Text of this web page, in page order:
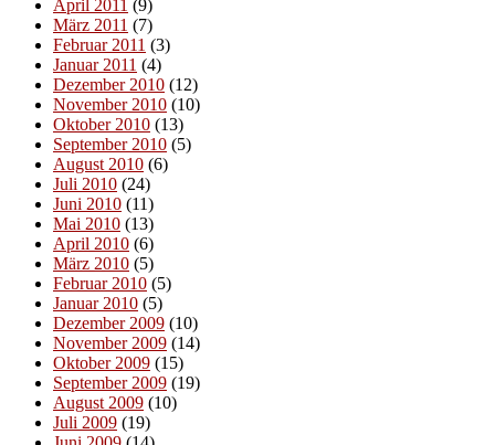
April 2011 (9)
März 2011 (7)
Februar 2011 (3)
Januar 2011 (4)
Dezember 2010 (12)
November 2010 (10)
Oktober 2010 (13)
September 2010 (5)
August 2010 (6)
Juli 2010 (24)
Juni 2010 (11)
Mai 2010 (13)
April 2010 (6)
März 2010 (5)
Februar 2010 (5)
Januar 2010 (5)
Dezember 2009 (10)
November 2009 (14)
Oktober 2009 (15)
September 2009 (19)
August 2009 (10)
Juli 2009 (19)